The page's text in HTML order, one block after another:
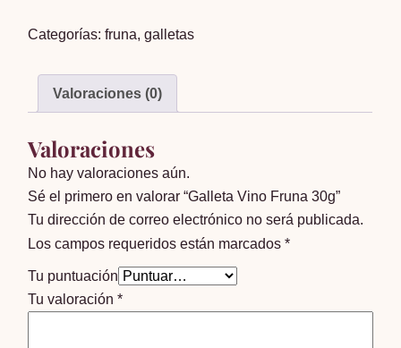
30g
Categorías:fruna,galletas
Valoraciones (0)
Valoraciones
No hay valoraciones aún.
Sé el primero en valorar “Galleta Vino Fruna 30g”
Tu dirección de correo electrónico no será publicada.
Los campos requeridos están marcados*
Tu puntuación
Tu valoración*